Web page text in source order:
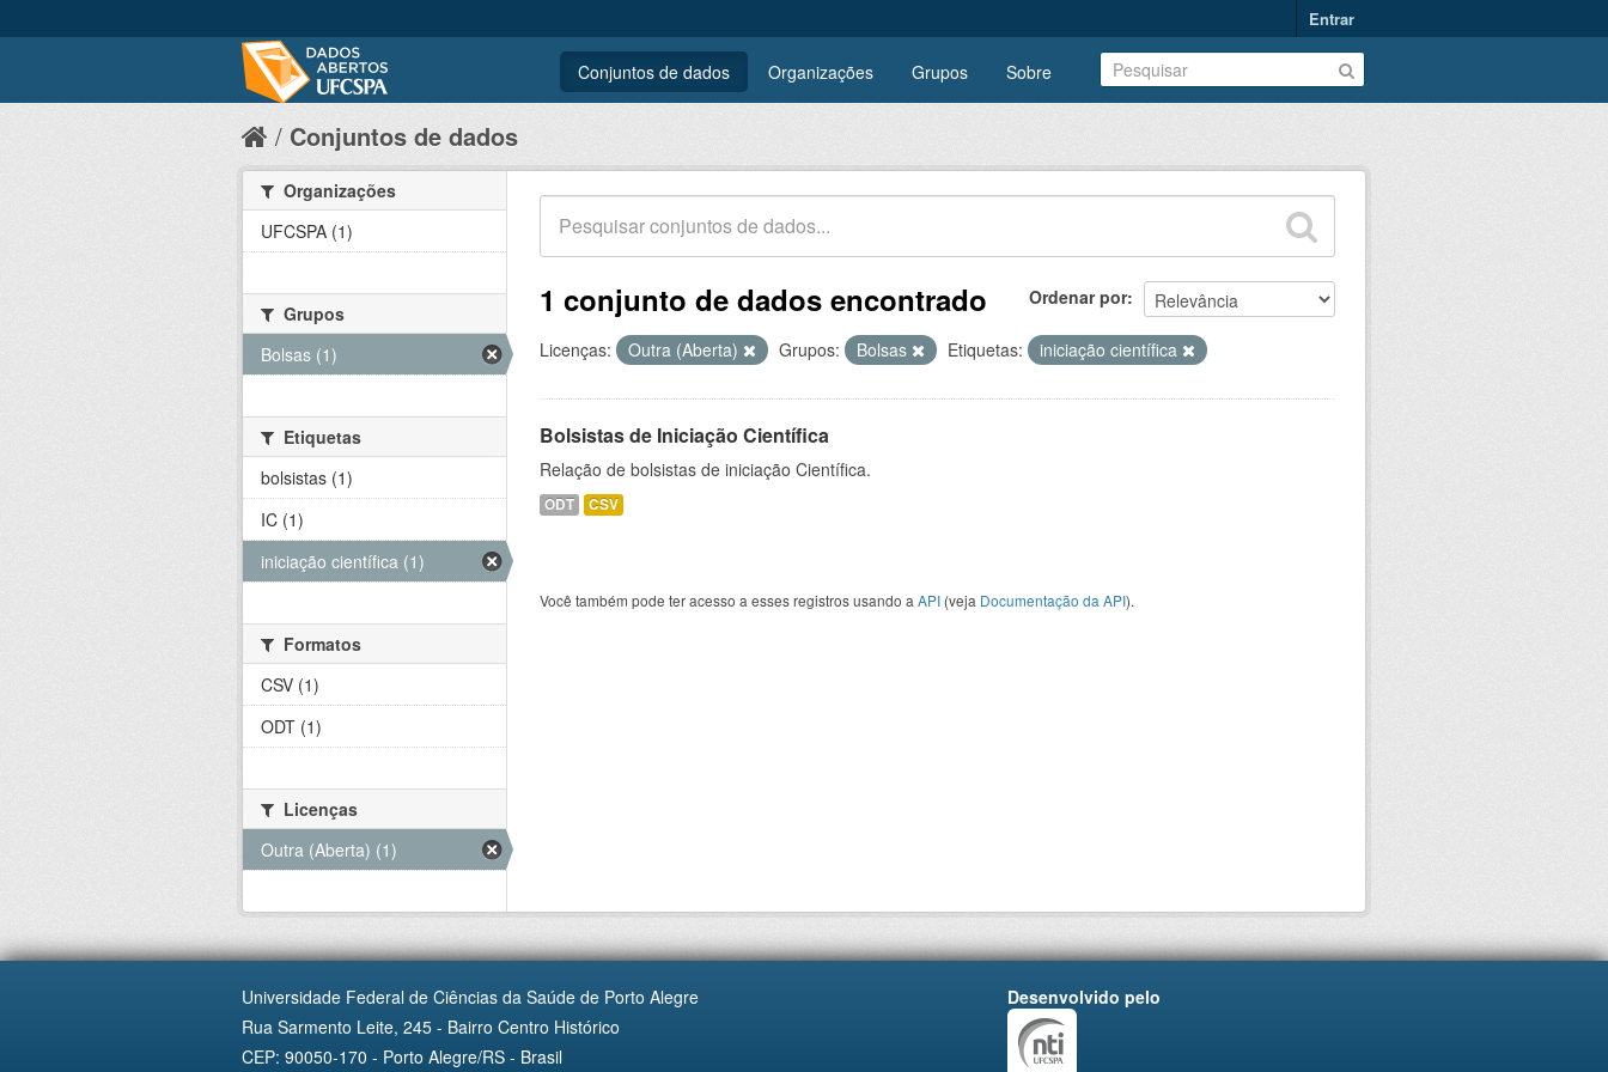
Entrar
Conjuntos de dados Organizações Grupos Sobre
Conjuntos de dados
Ordenar por
1 conjunto de dados encontrado
Licenças: Outra (Aberta) Grupos: Bolsas Etiquetas: iniciação científica
Bolsistas de Iniciação Científica
Relação de bolsistas de iniciação Científica.
ODT CSV
Você também pode ter acesso a esses registros usando a API (veja Documentação da API).
Organizações
UFCSPA (1)
Grupos
Bolsas (1)
Etiquetas
bolsistas (1)
IC (1)
iniciação científica (1)
Formatos
CSV (1)
ODT (1)
Licenças
Outra (Aberta) (1)
Universidade Federal de Ciências da Saúde de Porto Alegre
Rua Sarmento Leite, 245 - Bairro Centro Histórico
CEP: 90050-170 - Porto Alegre/RS - Brasil
Desenvolvido pelo